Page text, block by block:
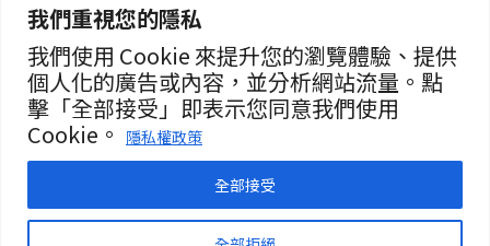
我們重視您的隱私
我們使用 Cookie 來提升您的瀏覽體驗、提供
個人化的廣告或內容，並分析網站流量。點
擊「全部接受」即表示您同意我們使用
Cookie。
隱私權政策
全部接受
政府催83萬民眾人驗證福利卡
8月10日
女星帕帕達發文反擊網路攻擊
8月10日
聯絡資訊
歡迎來信洽詢合作事宜
或提供新聞線索
service@thaichinesenews.com
© 2026 泰國中文新聞 TCN — All Rights Reserved